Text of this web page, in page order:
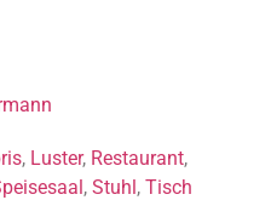
, Luster, Restaurant,
, Stuhl, Tisch